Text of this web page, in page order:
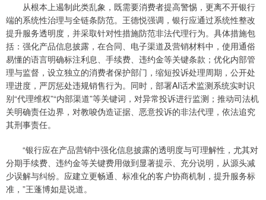
从根本上遏制此类乱象，既需要消费者提高警惕，更离不开银行
端的系统性治理与全链条防范。王德悦强调，银行应通过系统性整改
提升服务透明度，并采取针对性措施防范非法代理行为。具体措施包
括：强化产品信息披露，在合同、电子渠道及营销材料中，使用通俗
易懂的语言明确标注利息、手续费、违约金等关键条款；优化内部管
理与监督，设立独立的消费者保护部门，缩短投诉处理周期，公开处
理进度，严厉惩处违规销售行为。同时，部署AI话术监测系统实时识
别“代理维权”“内部渠道”等关键词，对异常投诉进行监测；推动司法机
关明确责任边界，对教唆伪造证据、恶意投诉的非法代理，依法追究
其刑事责任。
“银行应在产品营销中强化信息披露的透明度与可理解性，尤其对
分期手续费、违约金等关键费用做到显著提示、充分说明，从源头减
少误解与纠纷。应建立更畅通、标准化的客户协商机制，提升服务标
准，”王蓬博如是说道。